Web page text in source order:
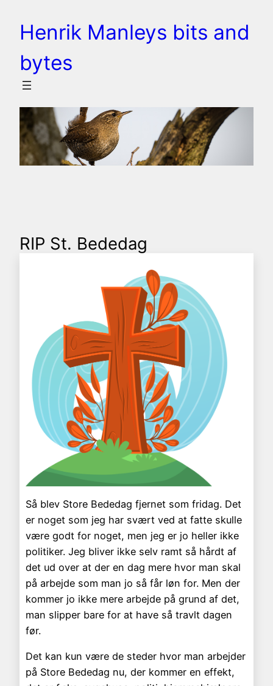
Henrik Manleys bits and
bytes
RIP St. Bededag
Så blev Store Bededag fjernet som fridag. Det
er noget som jeg har svært ved at fatte skulle
være godt for noget, men jeg er jo heller ikke
politiker. Jeg bliver ikke selv ramt så hårdt af
det ud over at der en dag mere hvor man skal
på arbejde som man jo så får løn for. Men der
kommer jo ikke mere arbejde på grund af det,
man slipper bare for at have så travlt dagen
før.
Det kan kun være de steder hvor man arbejder
på Store Bededag nu, der kommer en effekt,